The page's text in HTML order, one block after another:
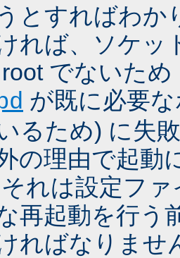
とすればわか
れば、ソケッ
でないた
が既に必要
るため) に失
の理由で起動
れは設定フ
再起動を行う
ればなりませ